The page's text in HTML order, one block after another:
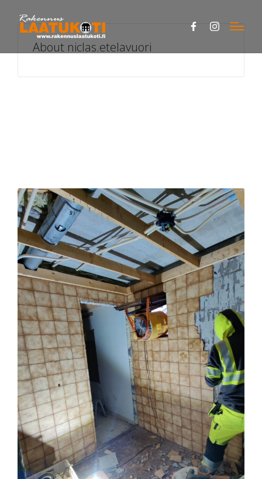
Facebook
Instagram
About niclas.etelavuori